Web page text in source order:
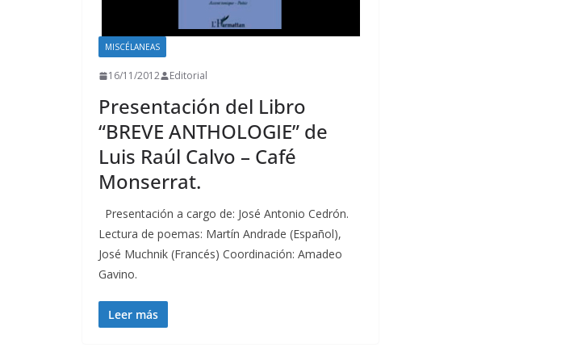
MISCÉLANEAS
16/11/2012 Editorial
Presentación del Libro
“BREVE ANTHOLOGIE” de
Luis Raúl Calvo – Café
Monserrat.
Presentación a cargo de: José Antonio Cedrón.
Lectura de poemas: Martín Andrade (Español),
José Muchnik (Francés) Coordinación: Amadeo
Gavino.
Leer más